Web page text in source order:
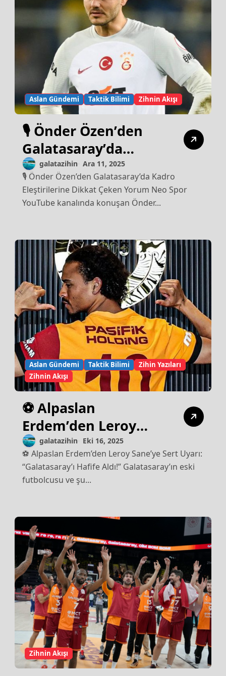
Aslan Gündemi Taktik Bilimi Zihnin Akışı
🎙️ Önder Özen’den
Galatasaray’da
Kadro Eleştirilerine
Dikkat Çeken Yorum
galatazihin Ara 11, 2025
🎙️ Önder Özen’den Galatasaray’da Kadro
Eleştirilerine Dikkat Çeken Yorum Neo Spor
YouTube kanalında konuşan Önder...
Aslan Gündemi Taktik Bilimi
Zihin Yazıları
Zihnin Akışı
⚽ Alpaslan
Erdem’den Leroy
Sane’ye Sert Uyarı:
“Galatasaray’ı Hafife
Aldı!”
galatazihin Eki 16, 2025
⚽ Alpaslan Erdem’den Leroy Sane’ye Sert Uyarı:
“Galatasaray’ı Hafife Aldı!” Galatasaray’ın eski
futbolcusu ve şu...
Zihnin Akışı